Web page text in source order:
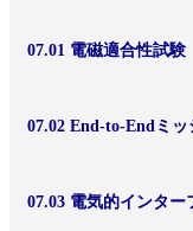
07.01 電磁適合性試験
07.02 End-to-Endミ
07.03 電気的インタ